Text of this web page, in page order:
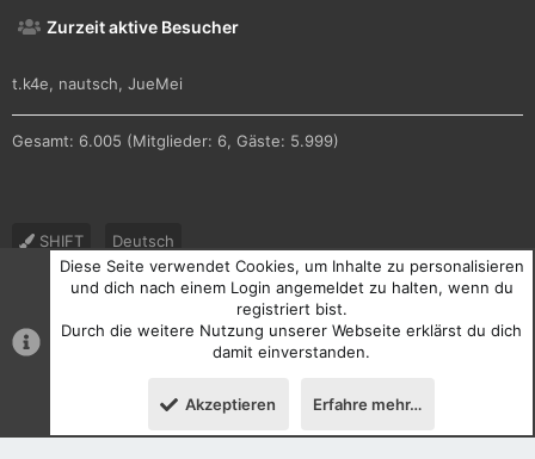
Zurzeit aktive Besucher
t.k4e nautsch JueMei
Gesamt: 6.005 (Mitglieder: 6, Gäste: 5.999)
SHIFT
Deutsch
Nutzungsbedingungen
Datenschutz Hilfe und Impressum
S
S
Diese Seite verwendet Cookies, um Inhalte zu personalisieren
und dich nach einem Login angemeldet zu halten, wenn du
registriert bist.
Durch die weitere Nutzung unserer Webseite erklärst du dich
damit einverstanden.
Akzeptieren Erfahre mehr…